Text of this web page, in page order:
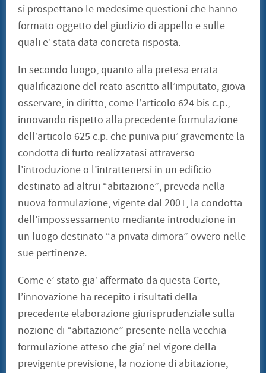
si prospettano le medesime questioni che hanno
formato oggetto del giudizio di appello e sulle
quali e’ stata data concreta risposta.
In secondo luogo, quanto alla pretesa errata
qualificazione del reato ascritto all’imputato, giova
osservare, in diritto, come l’articolo 624 bis c.p.,
innovando rispetto alla precedente formulazione
dell’articolo 625 c.p. che puniva piu’ gravemente la
condotta di furto realizzatasi attraverso
l’introduzione o l’intrattenersi in un edificio
destinato ad altrui “abitazione”, preveda nella
nuova formulazione, vigente dal 2001, la condotta
dell’impossessamento mediante introduzione in
un luogo destinato “a privata dimora” ovvero nelle
sue pertinenze.
Come e’ stato gia’ affermato da questa Corte,
l’innovazione ha recepito i risultati della
precedente elaborazione giurisprudenziale sulla
nozione di “abitazione” presente nella vecchia
formulazione atteso che gia’ nel vigore della
previgente previsione, la nozione di abitazione,